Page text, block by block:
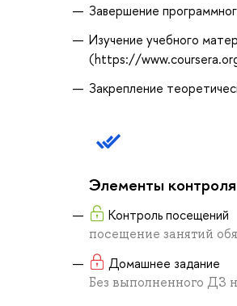
Завершение
Изучение учебного
(https://
Закрепление
Элементы контроля
Контроль посещений
посещение занятий
Домашнее задание
Без выполненного ДЗ